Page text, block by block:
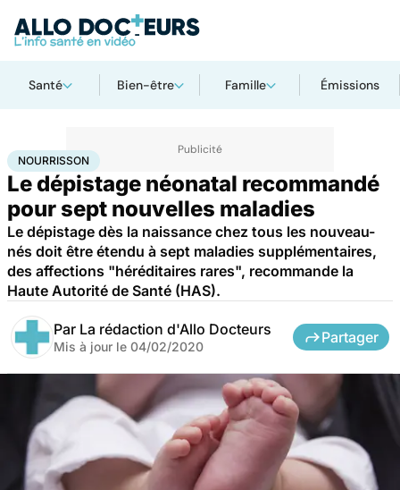
Santé Bien-être Famille Émissions
AccueilSantéNourrisson
NOURRISSON
Le dépistage néonatal recommandé
pour sept nouvelles maladies
Le dépistage dès la naissance chez tous les nouveau-
nés doit être étendu à sept maladies supplémentaires,
des affections "héréditaires rares", recommande la
Haute Autorité de Santé (HAS).
Par La rédaction d'Allo Docteurs
Mis à jour le 04/02/2020
Partager